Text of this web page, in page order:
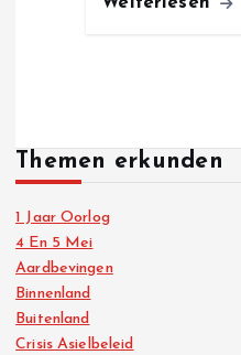
Themen erkunden
1 Jaar Oorlog
4 En 5 Mei
Aardbevingen
Binnenland
Buitenland
Crisis Asielbeleid